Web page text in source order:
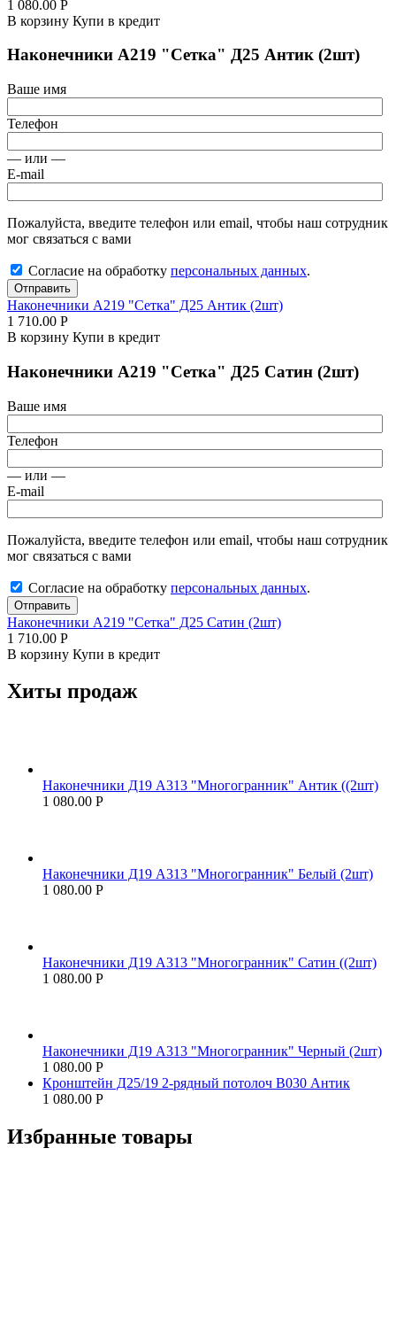
1 080.00 Р
В корзину Купи в кредит
Наконечники А219 "Сетка" Д25 Антик (2шт)
Ваше имя
Телефон
— или —
E-mail
Пожалуйста, введите телефон или email, чтобы наш сотрудник
мог связаться с вами
Согласие на обработку персональных данных.
Отправить
Наконечники А219 "Сетка" Д25 Антик (2шт)
1 710.00 Р
В корзину Купи в кредит
Наконечники А219 "Сетка" Д25 Сатин (2шт)
Ваше имя
Телефон
— или —
E-mail
Пожалуйста, введите телефон или email, чтобы наш сотрудник
мог связаться с вами
Согласие на обработку персональных данных.
Отправить
Наконечники А219 "Сетка" Д25 Сатин (2шт)
1 710.00 Р
В корзину Купи в кредит
Хиты продаж
Наконечники Д19 А313 "Многогранник" Антик ((2шт)
1 080.00 Р
Наконечники Д19 А313 "Многогранник" Белый (2шт)
1 080.00 Р
Наконечники Д19 А313 "Многогранник" Сатин ((2шт)
1 080.00 Р
Наконечники Д19 А313 "Многогранник" Черный (2шт)
1 080.00 Р
Кронштейн Д25/19 2-рядный потолоч В030 Антик
1 080.00 Р
Избранные товары